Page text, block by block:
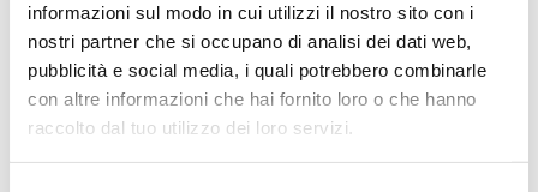
informazioni sul modo in cui utilizzi il nostro sito con i
nostri partner che si occupano di analisi dei dati web,
pubblicità e social media, i quali potrebbero combinarle
con altre informazioni che hai fornito loro o che hanno
raccolto dal tuo utilizzo dei loro servizi.
Cliente già registrato